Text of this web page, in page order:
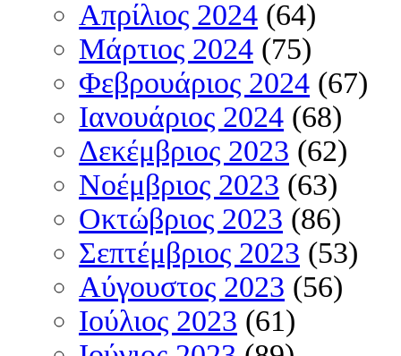
Απρίλιος 2024 (64)
Μάρτιος 2024 (75)
Φεβρουάριος 2024 (67)
Ιανουάριος 2024 (68)
Δεκέμβριος 2023 (62)
Νοέμβριος 2023 (63)
Οκτώβριος 2023 (86)
Σεπτέμβριος 2023 (53)
Αύγουστος 2023 (56)
Ιούλιος 2023 (61)